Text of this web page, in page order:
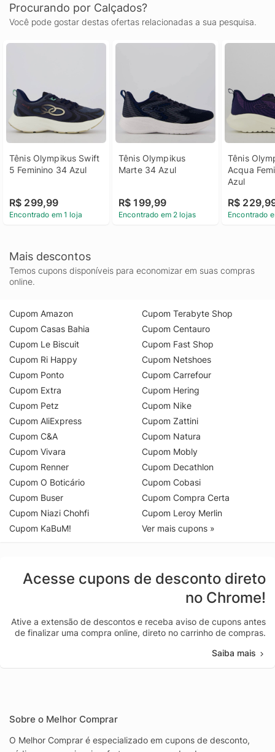
Procurando por Calçados?
Você pode gostar destas ofertas relacionadas a sua pesquisa.
Tênis Olympikus Swift
5 Feminino 34 Azul
R$ 299,99
Encontrado em 1 loja
Tênis Olympikus
Marte 34 Azul
R$ 199,99
Encontrado em 2 lojas
Tênis
Acqua
Azul
R$
Encontrado
Mais descontos
Temos cupons disponíveis para economizar em suas compras
online.
Cupom Amazon
Cupom Casas Bahia
Cupom Le Biscuit
Cupom Ri Happy
Cupom Ponto
Cupom Extra
Cupom Petz
Cupom AliExpress
Cupom C&A
Cupom Vivara
Cupom Renner
Cupom O Boticário
Cupom Buser
Cupom Niazi Chohfi
Cupom KaBuM!
Cupom Terabyte Shop
Cupom Centauro
Cupom Fast Shop
Cupom Netshoes
Cupom Carrefour
Cupom Hering
Cupom Nike
Cupom Zattini
Cupom Natura
Cupom Mobly
Cupom Decathlon
Cupom Cobasi
Cupom Compra Certa
Cupom Leroy Merlin
Ver mais cupons »
Acesse cupons de desconto direto
no Chrome!
Ative a extensão de descontos e receba aviso de cupons antes
de finalizar uma compra online, direto no carrinho de compras.
Saiba mais
Sobre o Melhor Comprar
O Melhor Comprar é especializado em cupons de desconto,